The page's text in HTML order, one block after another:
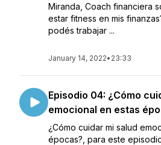
Miranda, Coach financiera
estar fitness en mis
podés trabajar ...
January 14, 2022• 23:33
Episodio 04: ¿Cómo
emocional en estas
¿Cómo cuidar mi salud
épocas?, para este